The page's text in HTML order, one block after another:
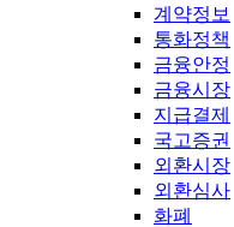
계약정보
통화정책
금융안정
금융시장
지급결제
국고증권
외환시장
외환심사
화폐